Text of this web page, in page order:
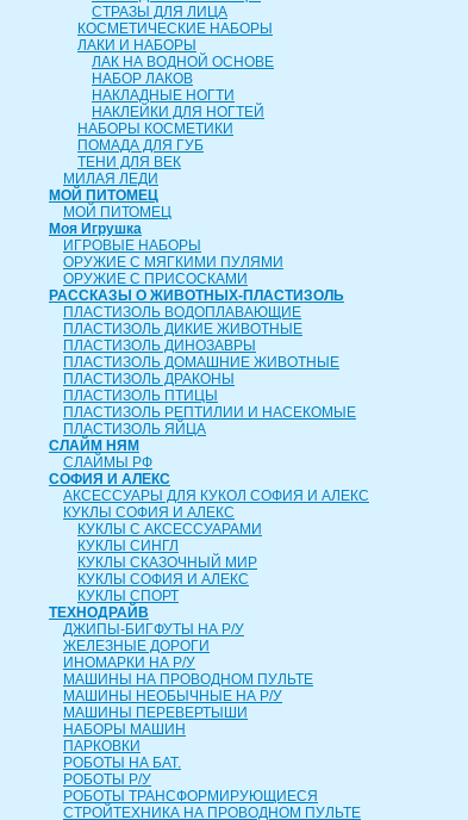
СТРАЗЫ ДЛЯ ЛИЦА
КОСМЕТИЧЕСКИЕ НАБОРЫ
ЛАКИ И НАБОРЫ
ЛАК НА ВОДНОЙ ОСНОВЕ
НАБОР ЛАКОВ
НАКЛАДНЫЕ НОГТИ
НАКЛЕЙКИ ДЛЯ НОГТЕЙ
НАБОРЫ КОСМЕТИКИ
ПОМАДА ДЛЯ ГУБ
ТЕНИ ДЛЯ ВЕК
МИЛАЯ ЛЕДИ
МОЙ ПИТОМЕЦ
МОЙ ПИТОМЕЦ
Моя Игрушка
ИГРОВЫЕ НАБОРЫ
ОРУЖИЕ С МЯГКИМИ ПУЛЯМИ
ОРУЖИЕ С ПРИСОСКАМИ
РАССКАЗЫ О ЖИВОТНЫХ-ПЛАСТИЗОЛЬ
ПЛАСТИЗОЛЬ ВОДОПЛАВАЮЩИЕ
ПЛАСТИЗОЛЬ ДИКИЕ ЖИВОТНЫЕ
ПЛАСТИЗОЛЬ ДИНОЗАВРЫ
ПЛАСТИЗОЛЬ ДОМАШНИЕ ЖИВОТНЫЕ
ПЛАСТИЗОЛЬ ДРАКОНЫ
ПЛАСТИЗОЛЬ ПТИЦЫ
ПЛАСТИЗОЛЬ РЕПТИЛИИ И НАСЕКОМЫЕ
ПЛАСТИЗОЛЬ ЯЙЦА
СЛАЙМ НЯМ
СЛАЙМЫ РФ
СОФИЯ И АЛЕКС
АКСЕССУАРЫ ДЛЯ КУКОЛ СОФИЯ И АЛЕКС
КУКЛЫ СОФИЯ И АЛЕКС
КУКЛЫ С АКСЕССУАРАМИ
КУКЛЫ СИНГЛ
КУКЛЫ СКАЗОЧНЫЙ МИР
КУКЛЫ СОФИЯ И АЛЕКС
КУКЛЫ СПОРТ
ТЕХНОДРАЙВ
ДЖИПЫ-БИГФУТЫ НА Р/У
ЖЕЛЕЗНЫЕ ДОРОГИ
ИНОМАРКИ НА Р/У
МАШИНЫ НА ПРОВОДНОМ ПУЛЬТЕ
МАШИНЫ НЕОБЫЧНЫЕ НА Р/У
МАШИНЫ ПЕРЕВЕРТЫШИ
НАБОРЫ МАШИН
ПАРКОВКИ
РОБОТЫ НА БАТ.
РОБОТЫ Р/У
РОБОТЫ ТРАНСФОРМИРУЮЩИЕСЯ
СТРОЙТЕХНИКА НА ПРОВОДНОМ ПУЛЬТЕ